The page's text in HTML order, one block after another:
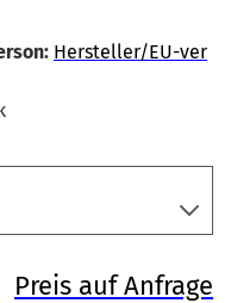
Hersteller/EU-ver
Preis auf Anfrage